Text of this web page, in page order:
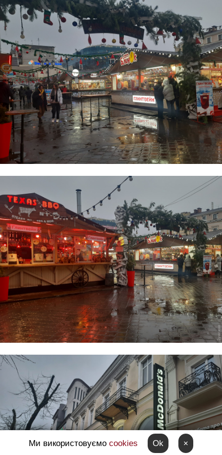
Ми використовуємо cookies Ok ×